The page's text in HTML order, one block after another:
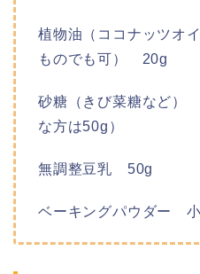
植物油（ココナッツオ
ものでも可） 20g
砂糖（きび菜糖など）
な方は50g）
無調整豆乳 50g
ベーキングパウダー